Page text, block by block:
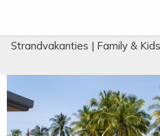
Strandvakanties | Family &